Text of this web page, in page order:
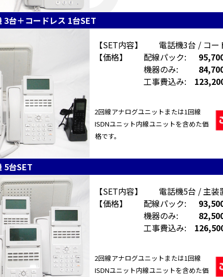
3台＋コードレス 1台SET
【SET内容】 電話機3台 / コー
【価格】 配線パック:
機器のみ:
工事費込み:
2回線アナログユニットまたは1回線
ISDNユニット内線ユニットを含めた価
格です。
5台SET
【SET内容】 電話機5台 / 主装
【価格】 配線パック:
機器のみ:
工事費込み:
2回線アナログユニットまたは1回線
ISDNユニット内線ユニットを含めた価